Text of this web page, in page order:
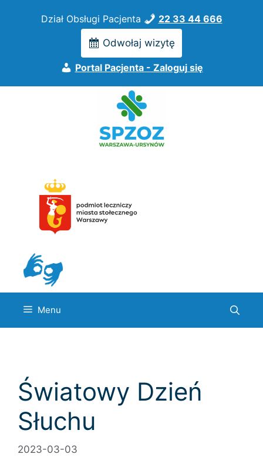
Dział Obsługi Pacjenta 22 33 44 666
Odwołaj wizytę
Portal Pacjenta - Zaloguj się
Menu
Światowy Dzień
Słuchu
2023-03-03